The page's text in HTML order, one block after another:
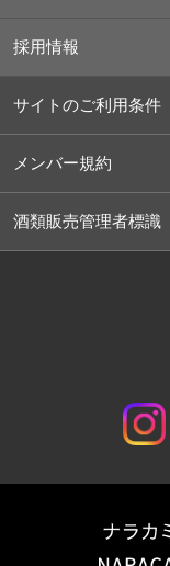
採用情報
サイトのご利用条件
メンバー規約
酒類販売管理者標識